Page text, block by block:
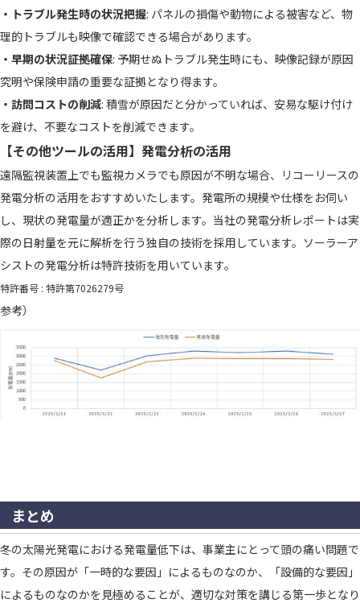
・トラブル発生時の状況把握: パネルの損傷や動物による被害など、物
理的トラブルも映像で確認できる場合があります。
・早期の状況証拠確保: 予期せぬトラブル発生時にも、映像記録が原因
究明や保険申請の重要な証拠となり得ます。
・訪問コストの削減: 積雪が原因だと分かっていれば、安易な駆け付け
を避け、不要なコストを削減できます。
【その他ツールの活用】発電分析の活用
遠隔監視装置上でも監視カメラでも原因が不明な場合、リコーリースの
発電分析の活用をおすすめいたします。発電所の規模や仕様をお伺い
し、現状の発電量が適正かを分析します。当社の発電分析レポートは実
際の⽇射量を元に解析を⾏う独⾃の技術を採用しています。ソーラーア
シストの発電分析は特許技術を⽤いています。
特許番号 : 特許第7026279号
参考）
まとめ
冬の太陽光発電における発電量低下は、事業主にとって頭の痛い問題で
す。その原因が「一時的な要因」によるものなのか、「設備的な要因」
によるものなのかを見極めることが、適切な対策を講じる第一歩となり